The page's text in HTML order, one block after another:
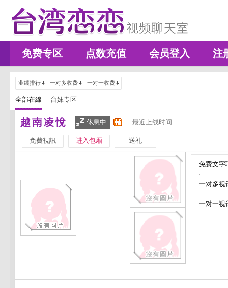
免费专区 点数充值 会员登入 注
业绩排行 一对多收费 一对一收费
全部在線 台妹专区
越南凌悅 休息中 最近上线时间 :
免費視訊 进入包厢 送礼
免费文
一对多
一对一